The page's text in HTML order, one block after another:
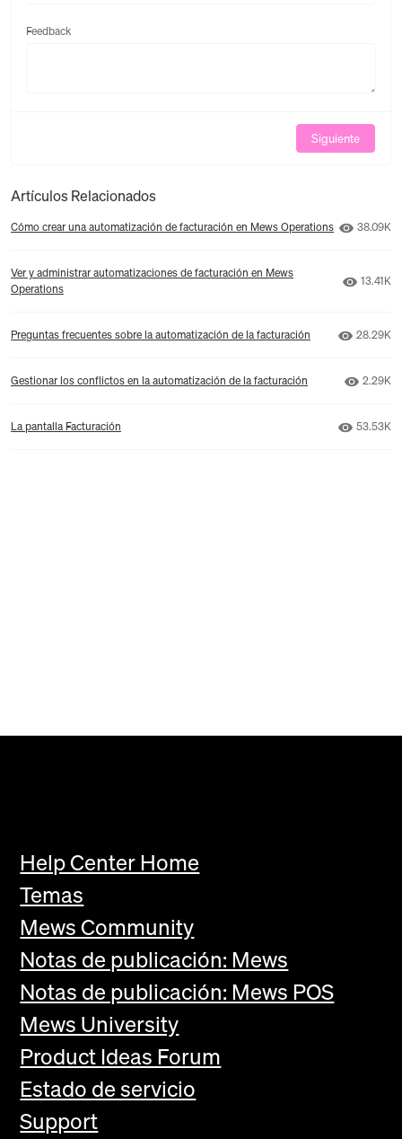
Feedback
Siguiente
Artículos Relacionados
Cómo crear una automatización de facturación en Mews Operations Número
38.09K
Ver y administrar automatizaciones de facturación en Mews
Operations
Número
13.41K
Preguntas frecuentes sobre la automatización de la facturación Número
28.29K
Gestionar los conflictos en la automatización de la facturación 2.29K
La pantalla Facturación Número
53.53K
Help Center Home
Temas
Mews Community
Notas de publicación: Mews
Notas de publicación: Mews POS
Mews University
Product Ideas Forum
Estado de servicio
Support